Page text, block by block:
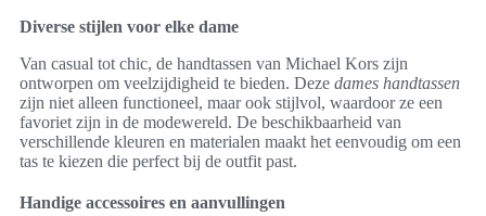
Diverse stijlen voor elke dame
Van casual tot chic, de handtassen van Michael Kors zijn
ontworpen om veelzijdigheid te bieden. Deze dames handtassen
zijn niet alleen functioneel, maar ook stijlvol, waardoor ze een
favoriet zijn in de modewereld. De beschikbaarheid van
verschillende kleuren en materialen maakt het eenvoudig om een
tas te kiezen die perfect bij de outfit past.
Handige accessoires en aanvullingen